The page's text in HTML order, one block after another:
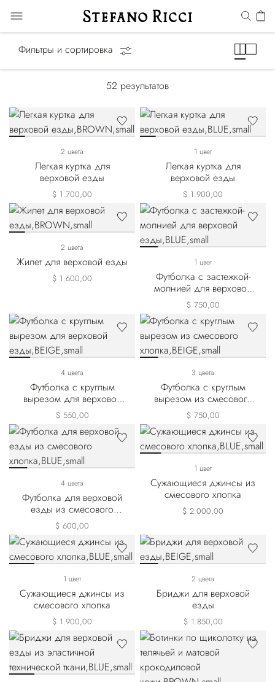
Фильтры и сортировка
52 результатов
2 цвета
Легкая куртка для
верховой езды
$ 1.700,00
1 цвет
Легкая куртка для
верховой езды
$ 1.900,00
2 цвета
Жилет для верховой езды
$ 1.600,00
1 цвет
Футболка с застежкой-
молнией для верховой
езды
$ 750,00
4 цвета
Футболка с круглым
вырезом для верховой
езды
$ 550,00
3 цвета
Футболка с круглым
вырезом из смесового
хлопка
$ 750,00
4 цвета
Футболка для верховой
езды из смесового
хлопка
$ 600,00
1 цвет
Сужающиеся джинсы из
смесового хлопка
$ 2.000,00
1 цвет
Сужающиеся джинсы из
смесового хлопка
$ 1.900,00
2 цвета
Бриджи для верховой
езды
$ 1.850,00